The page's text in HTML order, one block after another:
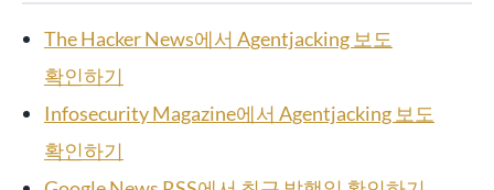
The Hacker News에서 Agentjacking 보도
확인하기
Infosecurity Magazine에서 Agentjacking 보도
확인하기